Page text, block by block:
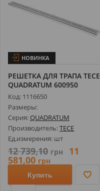
НОВИНКА
РЕШЕТКА ДЛЯ ТРАПА TECE
QUADRATUM 600950
ПОЛИРОВАННАЯ...
Код: 1116650
Размеры:
Серия:QUADRATUM
Производитель:TECE
Ед.измерения: шт
12 739,10 грн 11
581,00 грн
Купить